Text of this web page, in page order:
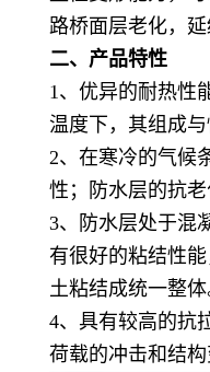
路桥面层老化，延
二、产品特性
1、优异的耐热性
温度下，其组成与
2、在寒冷的气候
性；防水层的抗老
3、防水层处于混
有很好的粘结性
土粘结成统一整体
4、具有较高的抗
荷载的冲击和结构